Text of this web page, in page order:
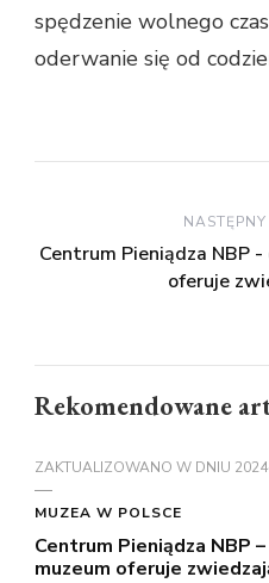
spędzenie wolnego
oderwanie się od
Centrum Pieniądza NBP -
oferuje
Rekomendowane
ZAKTUALIZOWANO W DNIU
MUZEA W POLSCE
Centrum Pieniądza NBP –
muzeum oferuje